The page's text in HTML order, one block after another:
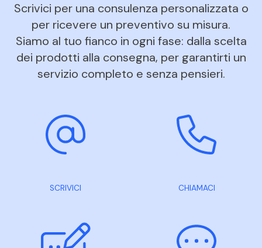
Scrivici per una consulenza personalizzata o
per ricevere un preventivo su misura.
Siamo al tuo fianco in ogni fase: dalla scelta
dei prodotti alla consegna, per garantirti un
servizio completo e senza pensieri.
SCRIVICI CHIAMACI